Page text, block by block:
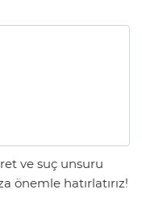
ve suç unsuru
önemle hatırlatırız!